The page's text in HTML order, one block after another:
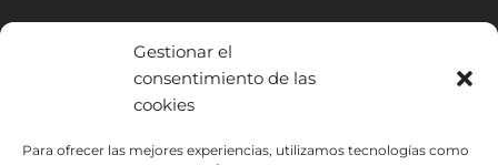
Gestionar el
consentimiento de las
cookies
Para ofrecer las mejores experiencias, utilizamos tecnologías como
INSTITUTO HISPANICO DE MURCIA, SOCIEDAD LIMITADA ha sido